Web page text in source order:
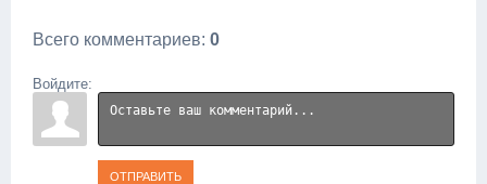
Всего комментариев: 0
Войдите:
ОТПРАВИТЬ